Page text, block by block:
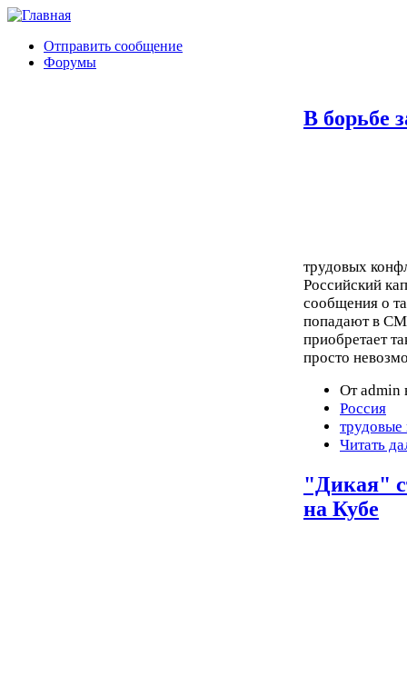
Отправить сообщение
Форумы
В борьбе
трудовых
Российский
сообщения о
попадают в
приобретает
просто
От admin
Россия
Читать
"Дикая"
на Кубе